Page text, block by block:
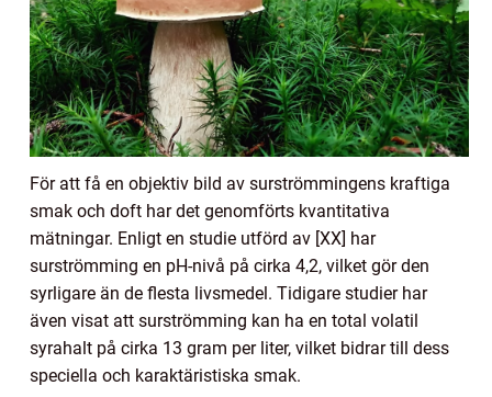
För att få en objektiv bild av surströmmingens kraftiga
smak och doft har det genomförts kvantitativa
mätningar. Enligt en studie utförd av [XX] har
surströmming en pH-nivå på cirka 4,2, vilket gör den
syrligare än de flesta livsmedel. Tidigare studier har
även visat att surströmming kan ha en total volatil
syrahalt på cirka 13 gram per liter, vilket bidrar till dess
speciella och karaktäristiska smak.